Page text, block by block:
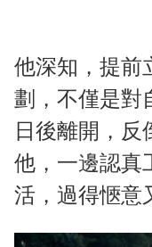
他深知，提前
劃，不僅是對
日後離開，反
他，一邊認真
活，過得愜意